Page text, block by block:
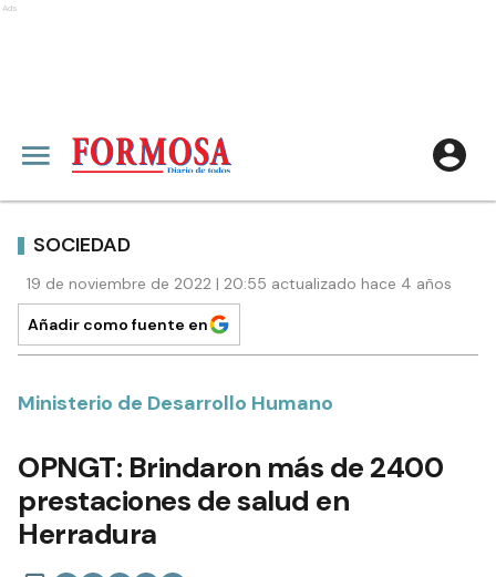
Ads
SOCIEDAD
19 de noviembre de 2022 | 20:55 actualizado hace 4 años
Añadir como fuente en
Ministerio de Desarrollo Humano
OPNGT: Brindaron más de 2400
prestaciones de salud en
Herradura